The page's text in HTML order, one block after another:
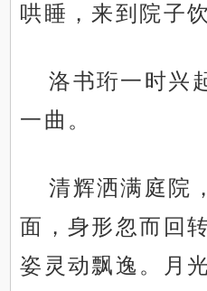
哄睡，来到院子
洛书珩一时兴
一曲。
清辉洒满庭院
面，身形忽而回
姿灵动飘逸。月